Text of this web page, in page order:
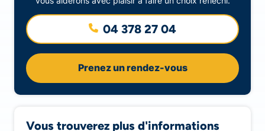
04 378 27 04
Prenez un rendez-vous
Vous trouverez plus d'informations